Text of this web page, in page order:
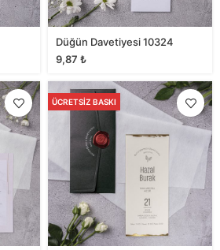
Düğün Davetiyesi 10324
9,87 ₺
ÜCRETSIZ BASKI